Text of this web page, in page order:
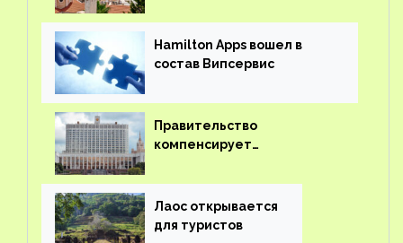
Hamilton Apps вошел в
состав Випсервис
Правительство
компенсирует
вывоз россиян из-за рубежа
Лаос открывается
для туристов